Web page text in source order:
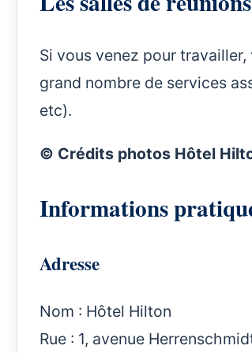
Si vous venez pour
grand nombre de services
etc).
© Crédits photos Hôtel
Informations
Adresse
Nom : Hôtel Hilton
Rue : 1, avenue